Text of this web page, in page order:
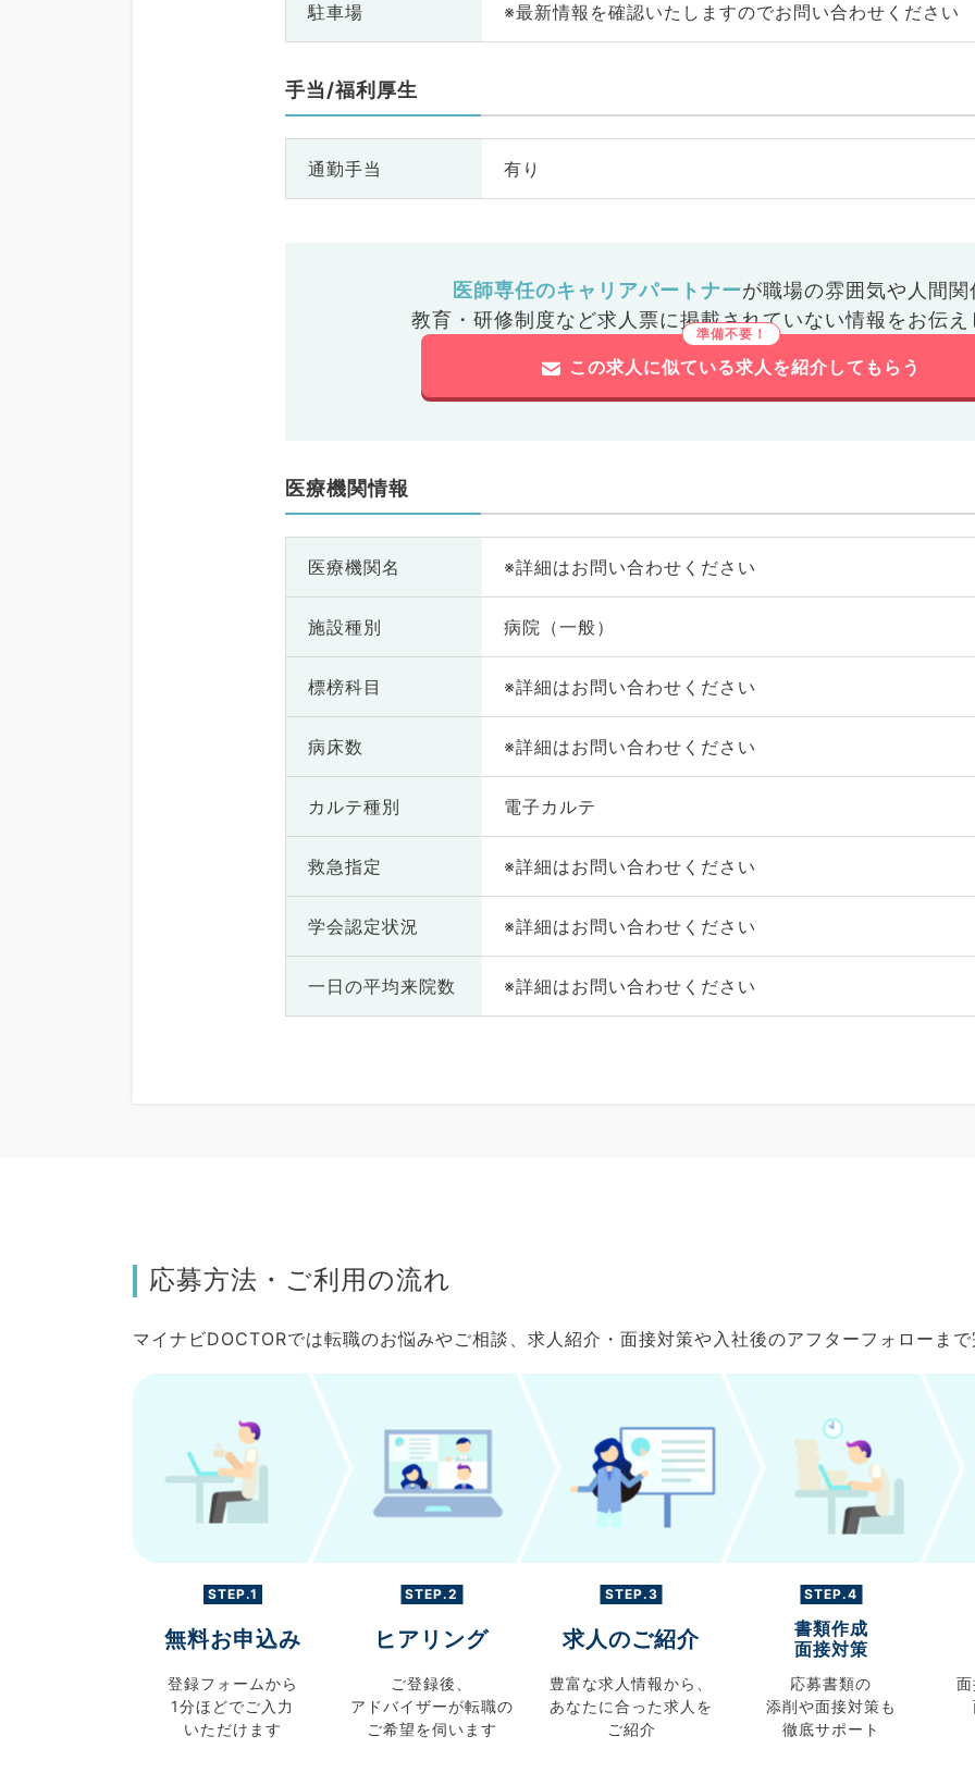
駐車場 ※最新情報を確認いたしますのでお問い合わせください
手当/福利厚生
通勤手当 有り
医師専任のキャリアパートナーが職場の雰囲気や人間関
教育・研修制度など求人票に掲載されていない情報をお伝え
この求人に似ている求人を紹介してもらう
医療機関情報
医療機関名 ※詳細はお問い合わせください
施設種別 病院（一般）
標榜科目 ※詳細はお問い合わせください
病床数 ※詳細はお問い合わせください
カルテ種別 電子カルテ
救急指定 ※詳細はお問い合わせください
学会認定状況 ※詳細はお問い合わせください
一日の平均来院数 ※詳細はお問い合わせください
応募方法・ご利用の流れ
マイナビDOCTORでは転職のお悩みやご相談、求人紹介・面接対策や入社後のアフターフォローま
STEP.1
無料お申込み
登録フォームから
1分ほどでご入力
いただけます
STEP.2
ヒアリング
ご登録後、
アドバイザーが転職の
ご希望を伺います
STEP.3
求人のご紹介
豊富な求人情報から、
あなたに合った求人を
ご紹介
STEP.4
書類作成
面接対策
応募書類の
添削や面接対策も
徹底サポート